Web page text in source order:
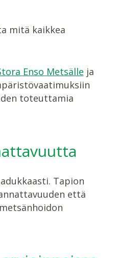
mitä kaikkea
Enso Metsälle ja
toteuttamia
Tapion
että